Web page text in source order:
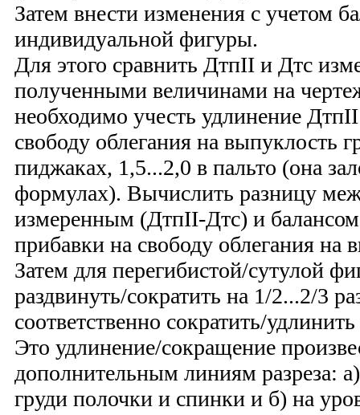
Затем внести изменения с учетом
индивидуальной фигуры.
Для этого сравнить ДтпII и Дтс
полученными величинами на
необходимо учесть удлинение
свободу облегания на выпуклость
пиджаках, 1,5...2,0 в пальто (она
формулах). Вычислить разницу
измеренным (ДтпII-Дтс) и балансом
прибавки на свободу облегания на
Затем для перегибистой/сутулой
раздвинуть/сократить на 1/2...2/3
соответственно сократить/
Это удлинение/сокращение
дополнительным линиям разреза:
груди полочки и спинки и б) на